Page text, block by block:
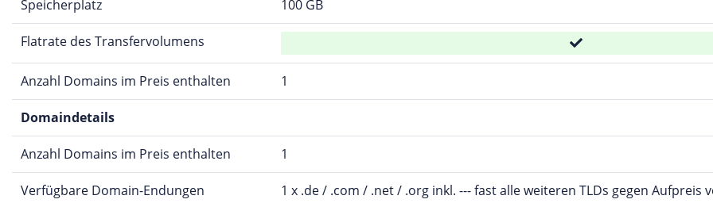
Speicherplatz 100 GB
Flatrate des Transfervolumens
Anzahl Domains im Preis enthalten 1
Domaindetails
Anzahl Domains im Preis enthalten 1
Verfügbare Domain-Endungen 1 x .de / .com / .net / .org inkl. --- fast alle weiteren TLDs gegen Aufpreis